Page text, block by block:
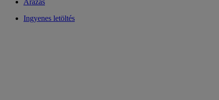
Árazás
Ingyenes letöltés